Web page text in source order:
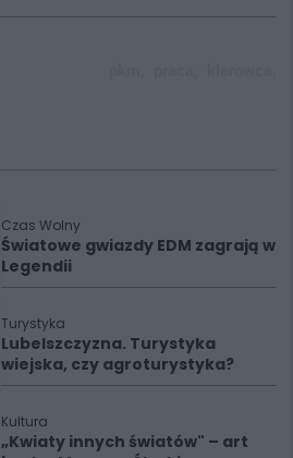
Czas Wolny
Światowe gwiazdy EDM zagrają w
Legendii
Turystyka
Lubelszczyzna. Turystyka
wiejska, czy agroturystyka?
Kultura
„Kwiaty innych światów" – art